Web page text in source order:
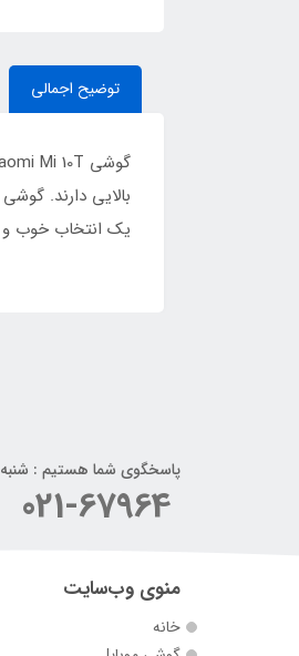
توضیح اجمالی
یک انتخاب خوب و
پاسخگوی شما هستیم : شنبه تا چهارشنبه 9:00-
021-67964
منوی وب‌سایت
خانه